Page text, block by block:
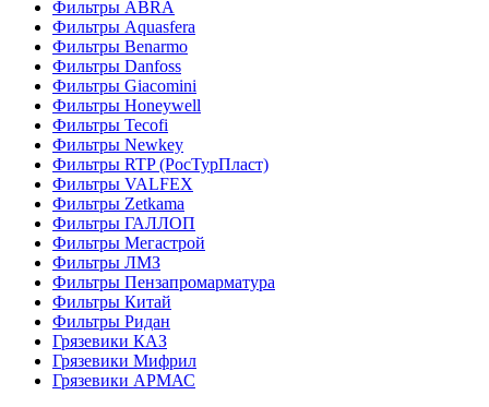
Фильтры ABRA
Фильтры Aquasfera
Фильтры Benarmo
Фильтры Danfoss
Фильтры Giacomini
Фильтры Honeywell
Фильтры Tecofi
Фильтры Newkey
Фильтры RTP (РосТурПласт)
Фильтры VALFEX
Фильтры Zetkama
Фильтры ГАЛЛОП
Фильтры Мегастрой
Фильтры ЛМЗ
Фильтры Пензапромарматура
Фильтры Китай
Фильтры Ридан
Грязевики КАЗ
Грязевики Мифрил
Грязевики АРМАС